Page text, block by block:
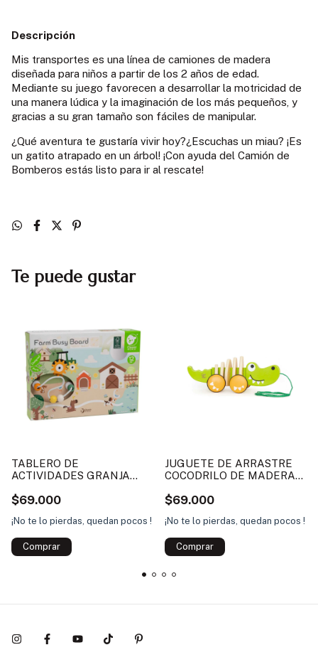
Descripción
Mis transportes es una línea de camiones de madera
diseñada para niños a partir de los 2 años de edad.
Mediante su juego favorecen a desarrollar la motricidad de
una manera lúdica y la imaginación de los más pequeños, y
gracias a su gran tamaño son fáciles de manipular.
¿Qué aventura te gustaría vivir hoy?¿Escuchas un miau? ¡Es
un gatito atrapado en un árbol! ¡Con ayuda del Camión de
Bomberos estás listo para ir al rescate!
Te puede gustar
TABLERO DE
ACTIVIDADES GRANJA
WORLD
$69.000
¡No te lo pierdas, quedan pocos !
JUGUETE DE ARRASTRE
COCODRILO DE MADERA
$69.000
¡No te lo pierdas, quedan pocos !